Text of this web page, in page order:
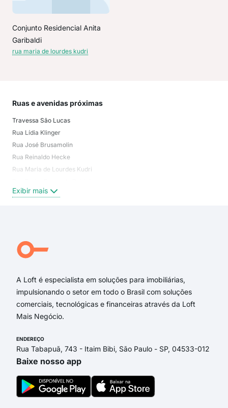
Conjunto Residencial Anita
Garibaldi
rua maria de lourdes kudri
Ruas e avenidas próximas
Travessa São Lucas
Rua Lídia Klinger
Rua José Brusamolin
Rua Reinaldo Hecke
Rua Maria de Lourdes Kudri
Rua Francisco Krainski
Rua Doutor José Burigo
Rua Valentin Klinczak
Exibir mais
A Loft é especialista em soluções para imobiliárias,
impulsionando o setor em todo o Brasil com soluções
comerciais, tecnológicas e financeiras através da Loft
Mais Negócio.
ENDEREÇO
Rua Tabapuã, 743 - Itaim Bibi, São Paulo - SP, 04533-012
Baixe nosso app